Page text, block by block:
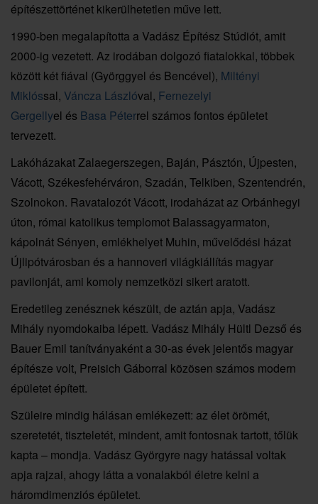
építészettörténet kikerülhetetlen műve lett.
1990-ben megalapította a Vadász Építész Stúdiót, amit
2000-ig vezetett. Az irodában dolgozó fiatalokkal, többek
között két fiával (Györggyel és Bencével), Miltényi
Miklóssal, Váncza Lászlóval, Fernezelyi
Gergellyel és Basa Péterrel számos fontos épületet
tervezett.
Lakóházakat Zalaegerszegen, Baján, Pásztón, Újpesten,
Vácott, Székesfehérváron, Szadán, Telkiben, Szentendrén,
Szolnokon. Ravatalozót Vácott, irodaházat az Orbánhegyi
úton, római katolikus templomot Balassagyarmaton,
kápolnát Sényen, emlékhelyet Muhin, művelődési házat
Újlipótvárosban és a hannoveri világkiállítás magyar
pavilonját, ami komoly nemzetközi sikert aratott.
Eredetileg zenésznek készült, de aztán apja, Vadász
Mihály nyomdokaiba lépett. Vadász Mihály Hültl Dezső és
Bauer Emil tanítványaként a 30-as évek jelentős magyar
építésze volt, Preisich Gáborral közösen számos modern
épületet épített.
Szüleire mindig hálásan emlékezett: az élet örömét,
szeretetét, tiszteletét, mindent, amit fontosnak tartott, tőlük
kapta – mondja. Vadász Györgyre nagy hatással voltak
apja rajzai, ahogy látta a vonalakból életre kelni a
háromdimenziós épületet.